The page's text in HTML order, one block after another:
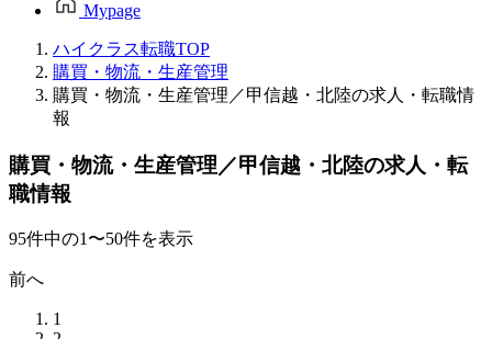
Mypage
ハイクラス転職TOP
購買・物流・生産管理
購買・物流・生産管理／甲信越・北陸の求人・転職情
報
購買・物流・生産管理／甲信越・北陸の求人・転
職情報
95件中の1〜50件を表示
前へ
1